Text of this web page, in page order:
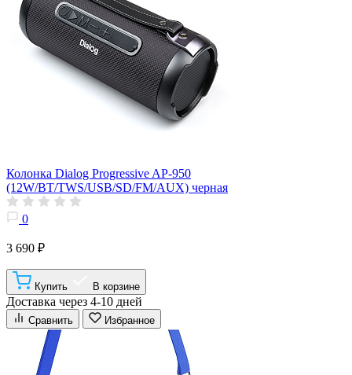
Колонка Dialog Progressive AP-950
(12W/BT/TWS/USB/SD/FM/AUX) черная
0
3 690 ₽
Купить В корзине
Доставка через 4-10 дней
Сравнить Избранное